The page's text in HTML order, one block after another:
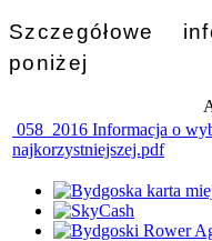
Szczegółowe
poniżej
058_2016 Informacja o
najkorzystniejszej.pdf